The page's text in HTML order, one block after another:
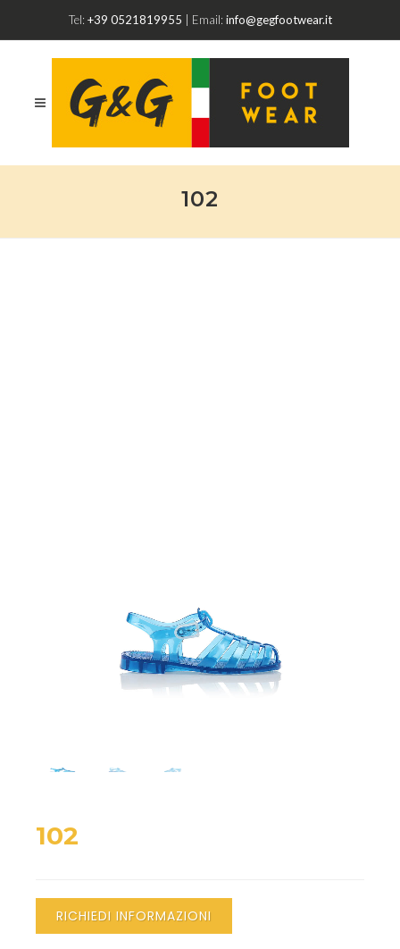
Tel: +39 0521819955 | Email: info@gegfootwear.it
102
102
RICHIEDI INFORMAZIONI